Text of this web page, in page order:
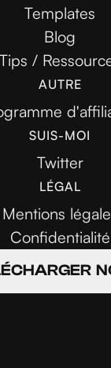
Templates
Blog
Tips /
AUTRE
SUIS-MOI
Twitter
LÉGAL
Mentions
Confidentialité